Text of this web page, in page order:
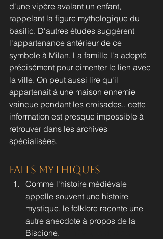
d'une vipère avalant un enfant,
rappelant la figure mythologique du
basilic. D'autres études suggèrent
l'appartenance antérieur de ce
symbole à Milan. La famille l'a adopté
précisément pour cimenter le lien avec
la ville. On peut aussi lire qu'il
appartenait à une maison ennemie
vaincue pendant les croisades.. cette
information est presque impossible à
retrouver dans les archives
spécialisées.
Faits Mythiques
Comme l'histoire médiévale
appelle souvent une histoire
mystique, le folklore raconte une
autre anecdote à propos de la
Biscione.